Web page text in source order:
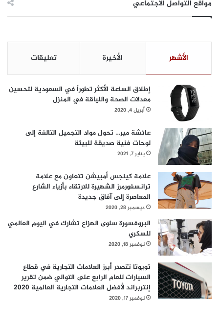
ف
ي
م
ل
ي
م
ي
ة
ل
ت
ي
ا
ل
م
ل
و
مواقع التواصل الاجتماعي
الأشهر الأخيرة تعليقات
إطلاق الساعة الأكثر تطوراً في السعودية لتحسين
معدلات الصحة واللياقة في المنزل
أبريل 4, 2020
عائشة مير… تحول مواد التجميل التالفة إلى
لوحات فنية صديقة للبيئة
يناير 7, 2021
علامة كينجس أمبيشن تتعاون مع علامة
ترانسفورمرز الشهيرة للارتقاء بأزياء الشارع
المعاصرة إلى آفاق جديدة
ديسمبر 28, 2020
البروفسورة سلوى الهزاع تشارك في اليوم العالمي
للسكري
نوفمبر 18, 2020
تويوتا تتصدر أبرز العلامات التجارية في قطاع
السيارات للعام الرابع على التوالي ضمن تقرير
إنتربراند لأفضل العلامات التجارية العالمية 2020
نوفمبر 17, 2020